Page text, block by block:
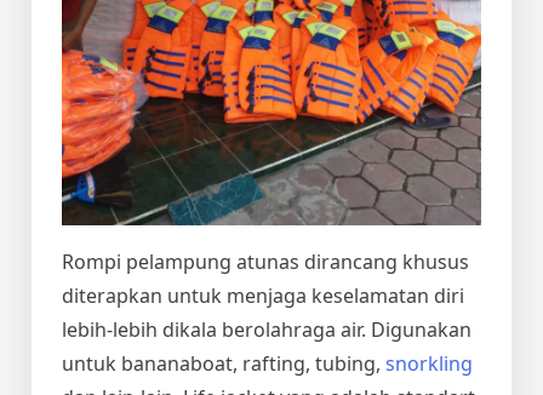
Rompi pelampung atunas dirancang khusus
diterapkan untuk menjaga keselamatan diri
lebih-lebih dikala berolahraga air. Digunakan
untuk bananaboat, rafting, tubing, snorkling